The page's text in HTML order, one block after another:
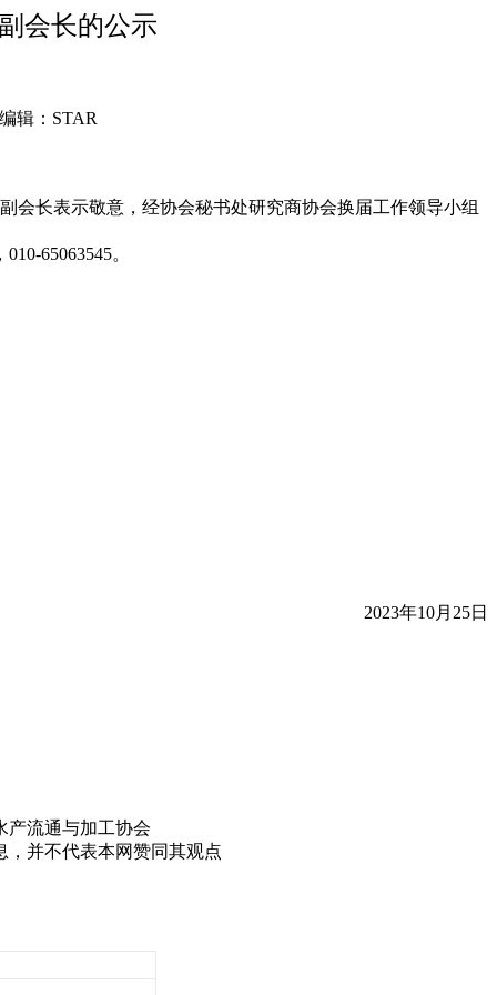
会长的公示
编辑：STAR
长表示敬意，经协会秘书处研究商协会换届工作领导小组
65063545。
2023年10月25日
产流通与加工协会
并不代表本网赞同其观点